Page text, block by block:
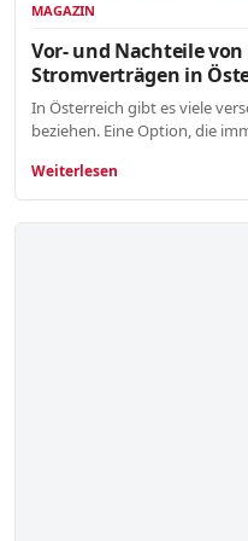
MAGAZIN
Vor- und Nachteile
Stromverträgen in
In Österreich gibt es viele
beziehen. Eine Option, die
Weiterlesen